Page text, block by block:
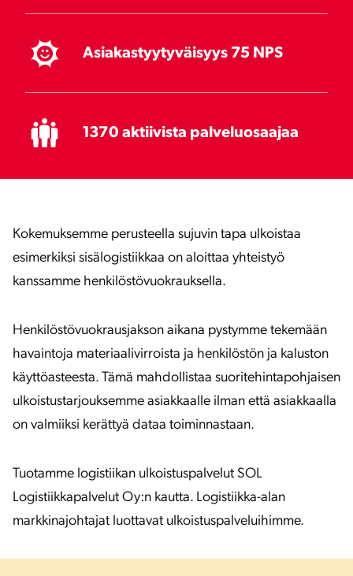
Asiakastyytyväisyys 75 NPS
1370 aktiivista palveluosaajaa
Kokemuksemme perusteella sujuvin tapa ulkoistaa
esimerkiksi sisälogistiikkaa on aloittaa yhteistyö
kanssamme henkilöstövuokrauksella.
Henkilöstövuokrausjakson aikana pystymme tekemään
havaintoja materiaalivirroista ja henkilöstön ja kaluston
käyttöasteesta. Tämä mahdollistaa suoritehintapohjaisen
ulkoistustarjouksemme asiakkaalle ilman että asiakkaalla
on valmiiksi kerättyä dataa toiminnastaan.
Tuotamme logistiikan ulkoistuspalvelut SOL
Logistiikkapalvelut Oy:n kautta. Logistiikka-alan
markkinajohtajat luottavat ulkoistuspalveluihimme.